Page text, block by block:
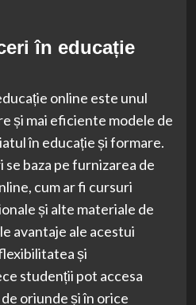
în educație
online este unul
și mai eficiente modele de
în educație și formare.
baza pe furnizarea de
cum ar fi cursuri
și alte materiale de
avantaje ale acestui
și
studenții pot accesa
oriunde și în orice